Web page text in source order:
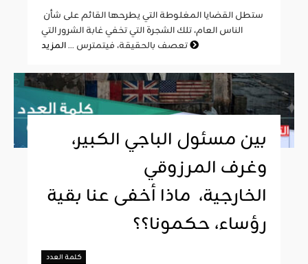
الناس العام، تلك الشجرة التي تخفي غابة الشرور التي
تعصف بالحقيقة، فيتمترس ...
بين مسئول الباجي الكبير،
وغرف المرزوقي
الخارجية، ماذا أخفى عنا بقية
رؤساء، حكمونا؟؟
كلمة العدد